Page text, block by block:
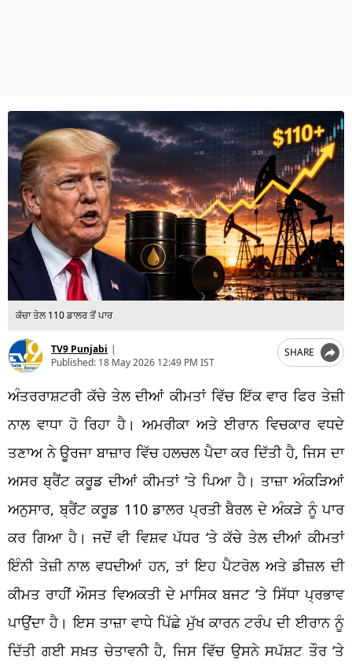
ਕੱਚਾ ਤੇਲ 110 ਡਾਲਰ ਤੋਂ ਪਾਰ
TV9 Punjabi |
Published: 18 May 2026 12:49 PM IST
SHARE
ਅੰਤਰਰਾਸ਼ਟਰੀ ਕੱਚੇ ਤੇਲ ਦੀਆਂ ਕੀਮਤਾਂ ਵਿੱਚ ਇੱਕ ਵਾਰ ਫਿਰ ਤੇਜ਼ੀ
ਨਾਲ ਵਾਧਾ ਹੋ ਰਿਹਾ ਹੈ। ਅਮਰੀਕਾ ਅਤੇ ਈਰਾਨ ਵਿਚਕਾਰ ਵਧਦੇ
ਤਣਾਅ ਨੇ ਊਰਜਾ ਬਾਜ਼ਾਰ ਵਿੱਚ ਹਲਚਲ ਪੈਦਾ ਕਰ ਦਿੱਤੀ ਹੈ, ਜਿਸ ਦਾ
ਅਸਰ ਬ੍ਰੈਂਟ ਕਰੂਡ ਦੀਆਂ ਕੀਮਤਾਂ ‘ਤੇ ਪਿਆ ਹੈ। ਤਾਜ਼ਾ ਅੰਕੜਿਆਂ
ਅਨੁਸਾਰ, ਬ੍ਰੈਂਟ ਕਰੂਡ 110 ਡਾਲਰ ਪ੍ਰਤੀ ਬੈਰਲ ਦੇ ਅੰਕੜੇ ਨੂੰ ਪਾਰ
ਕਰ ਗਿਆ ਹੈ। ਜਦੋਂ ਵੀ ਵਿਸ਼ਵ ਪੱਧਰ ‘ਤੇ ਕੱਚੇ ਤੇਲ ਦੀਆਂ ਕੀਮਤਾਂ
ਇੰਨੀ ਤੇਜ਼ੀ ਨਾਲ ਵਧਦੀਆਂ ਹਨ, ਤਾਂ ਇਹ ਪੈਟਰੋਲ ਅਤੇ ਡੀਜ਼ਲ ਦੀ
ਕੀਮਤ ਰਾਹੀਂ ਔਸਤ ਵਿਅਕਤੀ ਦੇ ਮਾਸਿਕ ਬਜਟ ‘ਤੇ ਸਿੱਧਾ ਪ੍ਰਭਾਵ
ਪਾਉਂਦਾ ਹੈ। ਇਸ ਤਾਜ਼ਾ ਵਾਧੇ ਪਿੱਛੇ ਮੁੱਖ ਕਾਰਨ ਟਰੰਪ ਦੀ ਈਰਾਨ ਨੂੰ
ਦਿੱਤੀ ਗਈ ਸਖ਼ਤ ਚੇਤਾਵਨੀ ਹੈ, ਜਿਸ ਵਿੱਚ ਉਸਨੇ ਸਪੱਸ਼ਟ ਤੌਰ ‘ਤੇ